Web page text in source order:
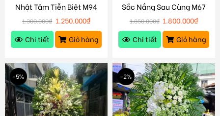
Nhật Tâm Tiễn Biệt M94
1.300.000₫ 1.250.000₫
Chi tiết
Giỏ hàng
Sắc Nắng Sau Cùng M67
1.850.000₫ 1.800.000₫
Chi tiết
Giỏ hàng
-5% -2%